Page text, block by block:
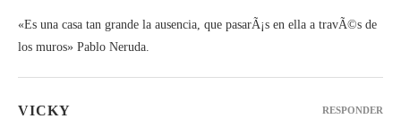
«Es una casa tan grande la ausencia, que pasarÃ¡s en ella a travÃ©s de
los muros» Pablo Neruda.
VICKY RESPONDER